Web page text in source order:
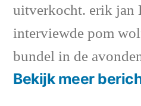
uitverkocht. erik jan
interviewde pom
bundel in de
Bekijk meer